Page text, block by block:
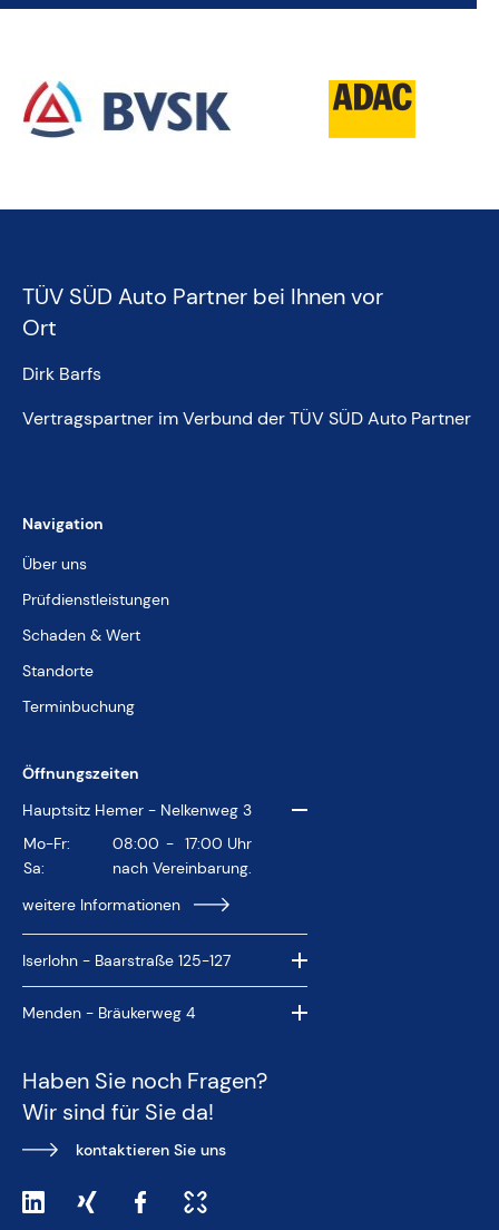
TÜV SÜD Auto Partner bei Ihnen vor
Ort
Dirk Barfs
Vertragspartner im Verbund der TÜV SÜD Auto Partner
Navigation
Über uns
Prüfdienstleistungen
Schaden & Wert
Standorte
Terminbuchung
Öffnungszeiten
Hauptsitz Hemer - Nelkenweg 3
Mo-Fr:
08:00 - 17:00 Uhr
Sa:
nach Vereinbarung.
weitere Informationen
Iserlohn - Baarstraße 125-127
Menden - Bräukerweg 4
Haben Sie noch Fragen?
Wir sind für Sie da!
kontaktieren Sie uns